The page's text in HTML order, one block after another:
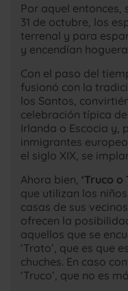
Por aquel entonces,
31 de octubre, los
terrenal y para
y encendían
Con el paso del
fusionó con la
los Santos,
celebración típica
Irlanda o Escocia y,
inmigrantes
el siglo XIX, se
Ahora bien, ‘Truco o
que utilizan los
casas de sus
ofrecen la
aquellos que se
‘Trato’, que es que
chuches. En caso
‘Truco’, que no es